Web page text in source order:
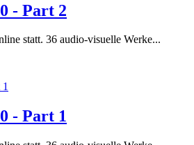
- Part 2
statt. 36 audio-visuelle Werke...
- Part 1